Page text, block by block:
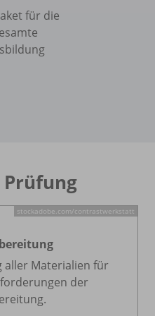
für die
stockadobe.com/contrastwerkstatt
aller Materialien für
der